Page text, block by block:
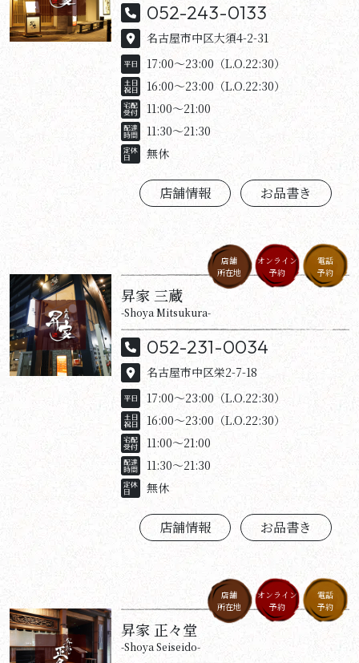
052-243-0133
名古屋市中区大須4-2-31
17:00～23:00（L.O.22:30）
16:00～23:00（L.O.22:30）
11:00～21:00
11:30～21:30
無休
店舗情報 お品書き
昇家 三蔵
-Shoya Mitsukura-
店舗
所在地
オンライン
予約
電話
予約
052-231-0034
名古屋市中区栄2-7-18
17:00～23:00（L.O.22:30）
16:00～23:00（L.O.22:30）
11:00～21:00
11:30～21:30
無休
店舗情報 お品書き
昇家 正々堂
-Shoya Seiseido-
店舗
所在地
オンライン
予約
電話
予約